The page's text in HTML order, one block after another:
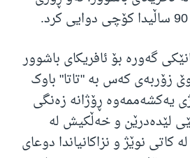
گەورە بۆ ئافریکای باشوور
زۆربەی کەس بە "تاتا" باوک
یەکشەممەوە ڕۆژانە زەنگی
لێدەدرێن و خەڵکیش لە
کاتی نوێژ و نزاکانیاندا دوعای